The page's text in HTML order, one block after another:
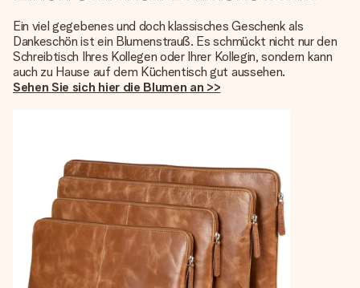
Ein viel gegebenes und doch klassisches Geschenk als
Dankeschön ist ein Blumenstrauß. Es schmückt nicht nur den
Schreibtisch Ihres Kollegen oder Ihrer Kollegin, sondern kann
auch zu Hause auf dem Küchentisch gut aussehen.
Sehen Sie sich hier die Blumen an >>